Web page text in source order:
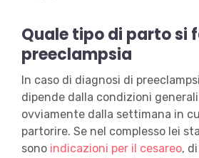
Quale tipo di parto si
preeclampsia
In caso di diagnosi di
dipende dalla condizioni
ovviamente dalla settimana in
partorire. Se nel complesso lei
sono indicazioni per il cesareo,